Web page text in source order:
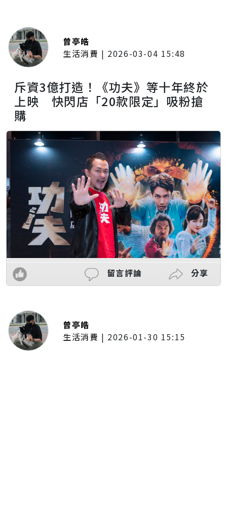
曾亭皓
生活消費 | 2026-03-04 15:48
斥資3億打造！《功夫》等十年終於
上映 快閃店「20款限定」吸粉搶
購
留言評論 分享
曾亭皓
生活消費 | 2026-01-30 15:15